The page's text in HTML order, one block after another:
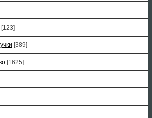
[123]
[389]
[1625]